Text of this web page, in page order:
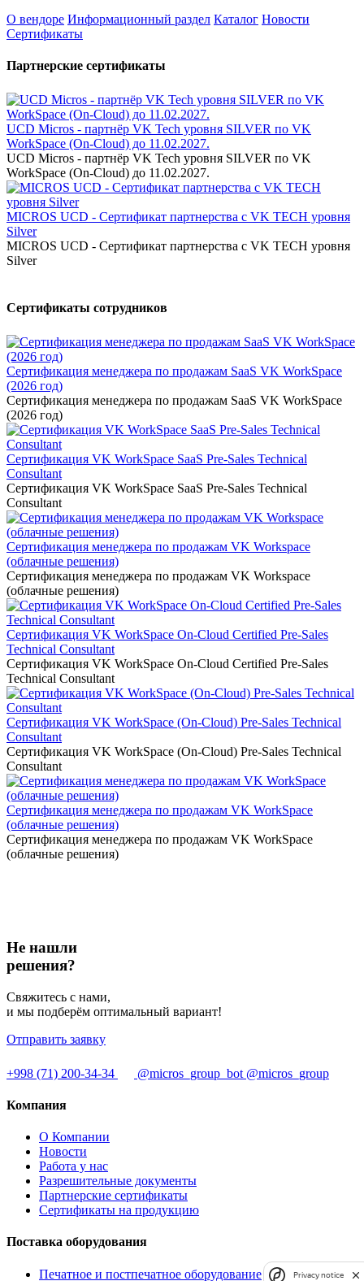
О вендоре Информационный раздел Каталог Новости
Сертификаты
Партнерские сертификаты
UCD Micros - партнёр VK Tech уровня SILVER по VK
WorkSpace (On-Cloud) до 11.02.2027.
UCD Micros - партнёр VK Tech уровня SILVER по VK
WorkSpace (On-Cloud) до 11.02.2027.
MICROS UCD - Сертификат партнерства с VK TECH уровня
Silver
MICROS UCD - Сертификат партнерства с VK TECH уровня
Silver
Сертификаты сотрудников
Сертификация менеджера по продажам SaaS VK WorkSpace
(2026 год)
Сертификация менеджера по продажам SaaS VK WorkSpace
(2026 год)
Сертификация VK WorkSpace SaaS Pre-Sales Technical
Consultant
Сертификация VK WorkSpace SaaS Pre-Sales Technical
Consultant
Сертификация менеджера по продажам VK Workspace
(облачные решения)
Сертификация менеджера по продажам VK Workspace
(облачные решения)
Сертификация VK WorkSpace On-Cloud Certified Pre-Sales
Technical Consultant
Сертификация VK WorkSpace On-Cloud Certified Pre-Sales
Technical Consultant
Сертификация VK WorkSpace (On-Cloud) Pre-Sales Technical
Consultant
Сертификация VK WorkSpace (On-Cloud) Pre-Sales Technical
Consultant
Сертификация менеджера по продажам VK WorkSpace
(облачные решения)
Сертификация менеджера по продажам VK WorkSpace
(облачные решения)
Не нашли
решения?
Свяжитесь с нами,
и мы подберём оптимальный вариант!
Отправить заявку
+998 (71) 200-34-34 @micros_group_bot @micros_group
Компания
О Компании
Новости
Работа у нас
Разрешительные документы
Партнерские сертификаты
Сертификаты на продукцию
Поставка оборудования
Печатное и постпечатное оборудование
Privacy notice